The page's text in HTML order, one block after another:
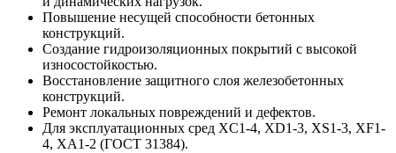
Повышение несущей способности бетонных
конструкций.
Создание гидроизоляционных покрытий с высокой
износостойкостью.
Восстановление защитного слоя железобетонных
конструкций.
Ремонт локальных повреждений и дефектов.
Для эксплуатационных сред XC1-4, XD1-3, XS1-3, XF1-
4, XA1-2 (ГОСТ 31384).